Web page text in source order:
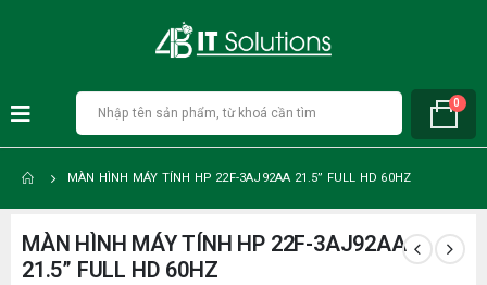
0
MÀN HÌNH MÁY TÍNH HP 22F-3AJ92AA 21.5” FULL HD 60HZ
MÀN HÌNH MÁY TÍNH HP 22F-3AJ92AA
21.5” FULL HD 60HZ